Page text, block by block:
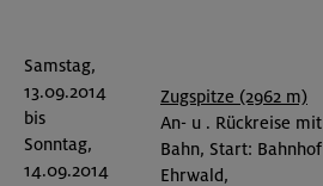
Samstag,
13.09.2014
bis
Sonntag,
14.09.2014
Zugspitze (2962 m)
An- u . Rückreise mit
Bahn, Start: Bahnhof
Ehrwald,